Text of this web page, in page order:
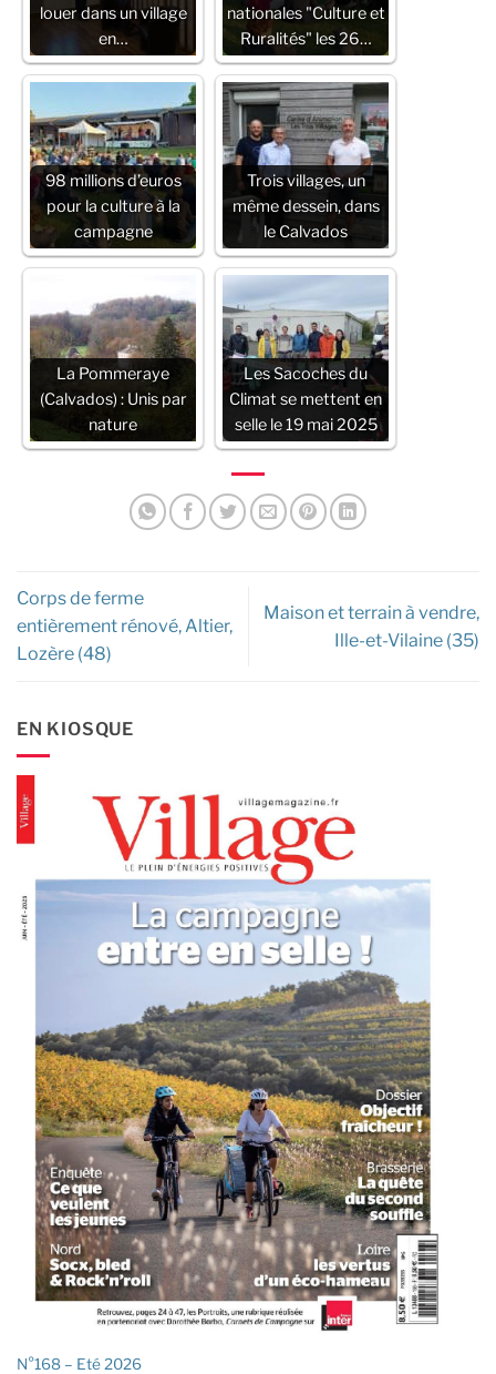
louer dans un village
en…
nationales "Culture et
Ruralités" les 26…
98 millions d’euros
pour la culture à la
campagne
Trois villages, un
même dessein, dans
le Calvados
La Pommeraye
(Calvados) : Unis par
nature
Les Sacoches du
Climat se mettent en
selle le 19 mai 2025
Corps de ferme
entièrement rénové, Altier,
Lozère (48)
Maison et terrain à vendre,
Ille-et-Vilaine (35)
EN KIOSQUE
N°168 – Eté 2026